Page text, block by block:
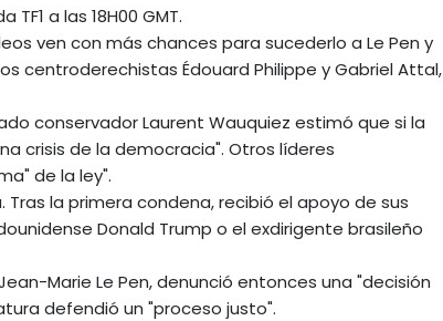
a las 18H00 GMT.
ven con más chances para sucederlo a Le Pen y
centroderechistas Édouard Philippe y Gabriel Attal,
conservador Laurent Wauquiez estimó que si la
crisis de la democracia". Otros líderes
de la ley".
la primera condena, recibió el apoyo de sus
Donald Trump o el exdirigente brasileño
Marie Le Pen, denunció entonces una "decisión
defendió un "proceso justo".